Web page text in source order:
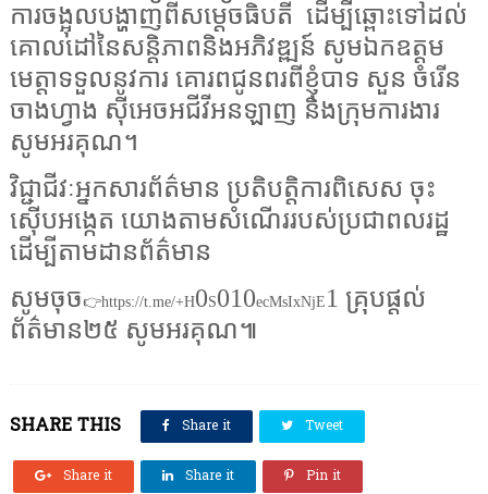
ការចង្អុលបង្ហាញពីសម្តេចធិបតី ដើម្បីឆ្ពោះទៅដល់
គោលដៅនៃសន្តិភាពនិងអភិវឌ្ឍន៍ សូមឯកឧត្តម
មេត្តាទទួលនូវការ គោរពជូនពរពីខ្ញុំបាទ សួន ចំរើន
ចាងហ្វាង ស៊ីអេចអជីវីអនឡាញ និងក្រុមការងារ
សូមអរគុណ។
វិជ្ជាជីវៈអ្នកសារព័ត៌មាន ប្រតិបត្តិការពិសេស ចុះ
ស៊ើបអង្កេត យោងតាមសំណើររបស់ប្រជាពលរដ្ឋ
ដើម្បីតាមដានព័ត៌មាន
សូមចុច 👉https://t.me/+H0S010ecMsIxNjE 1 គ្រុបផ្តល់
ព័ត៌មាន២៥ សូមអរគុណ៕
SHARE THIS Share it Tweet
Share it Share it Pin it